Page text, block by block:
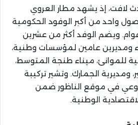
لافت، إذ يشهد مطار العروي
واحد من أكبر الوفود الحكومية
أعوام. ويضم الوفد أكثر من عشرين
ومديرين عامين لمؤسسات وطنية،
للموانئ، ميناء طنجة المتوسط،
ومديرية الجمارك. وتشير تركيبة
نوعي في موقع الناظور ضمن
الوطنية.